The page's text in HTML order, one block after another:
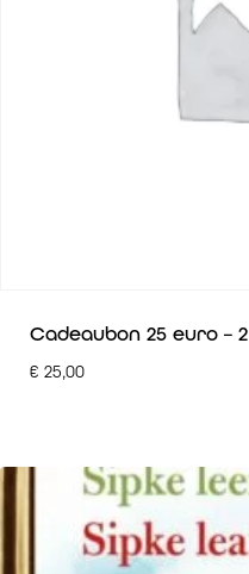
Cadeaubon 25 euro – 2
€ 25,00